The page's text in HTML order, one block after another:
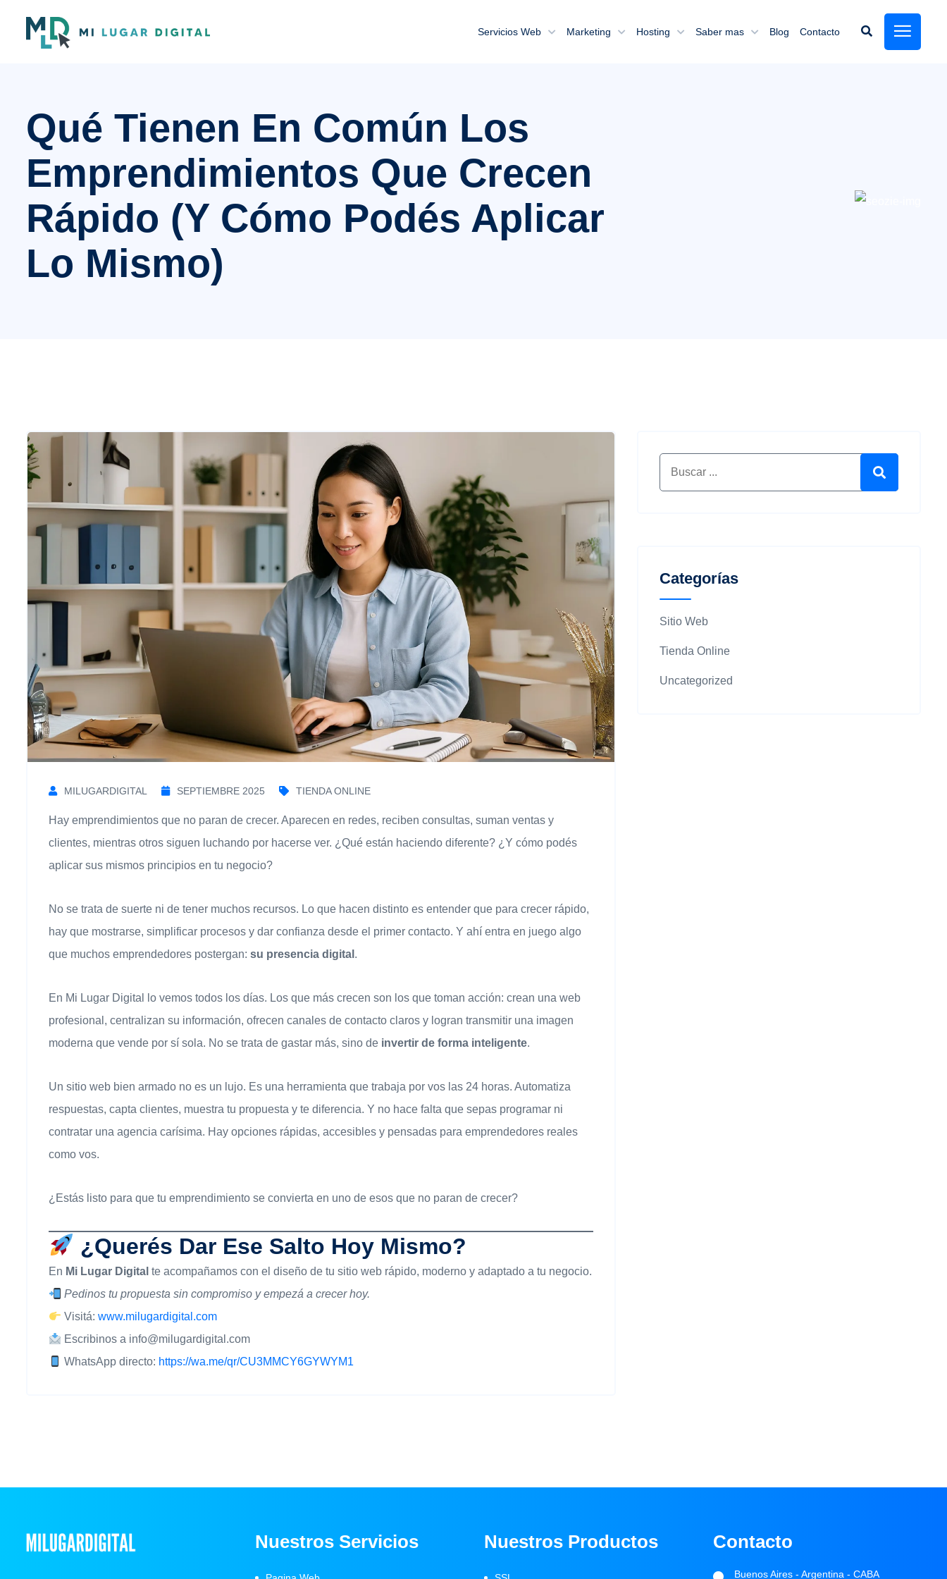
Servicios Web Marketing Hosting Saber mas Blog Contacto
Qué Tienen En Común Los
Emprendimientos Que Crecen
Rápido (y Cómo Podés Aplicar
Lo Mismo)
MILUGARDIGITAL SEPTIEMBRE 2025 TIENDA ONLINE
Hay emprendimientos que no paran de crecer. Aparecen en redes, reciben consultas, suman ventas y
clientes, mientras otros siguen luchando por hacerse ver. ¿Qué están haciendo diferente? ¿Y cómo podés
aplicar sus mismos principios en tu negocio?
No se trata de suerte ni de tener muchos recursos. Lo que hacen distinto es entender que para crecer rápido,
hay que mostrarse, simplificar procesos y dar confianza desde el primer contacto. Y ahí entra en juego algo
que muchos emprendedores postergan: su presencia digital .
En Mi Lugar Digital lo vemos todos los días. Los que más crecen son los que toman acción: crean una web
profesional, centralizan su información, ofrecen canales de contacto claros y logran transmitir una imagen
moderna que vende por sí sola. No se trata de gastar más, sino de invertir de forma inteligente.
Un sitio web bien armado no es un lujo. Es una herramienta que trabaja por vos las 24 horas. Automatiza
respuestas, capta clientes, muestra tu propuesta y te diferencia. Y no hace falta que sepas programar ni
contratar una agencia carísima. Hay opciones rápidas, accesibles y pensadas para emprendedores reales
como vos.
¿Estás listo para que tu emprendimiento se convierta en uno de esos que no paran de crecer?
¿Querés Dar Ese Salto Hoy Mismo?
En Mi Lugar Digital te acompañamos con el diseño de tu sitio web rápido, moderno y adaptado a tu negocio.
Pedinos tu propuesta sin compromiso y empezá a crecer hoy.
Visitá:www.milugardigital.com
Escribinos a info@milugardigital.com
WhatsApp directo: https://wa.me/qr/CU3MMCY6GYWYM1
Categorías
Sitio Web
Tienda Online
Uncategorized
Nuestros Servicios Nuestros Productos Contacto
Buenos Aires - Argentina - CABA